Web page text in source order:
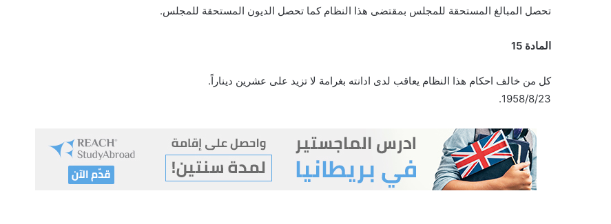
تحصل المبالغ المستحقة للمجلس بمقتضى هذا النظام كما تحصل الديون المستحقة للمجلس.
المادة 15
كل من خالف احكام هذا النظام يعاقب لدى ادانته بغرامة لا تزيد على عشرين ديناراً.
1958/8/23.